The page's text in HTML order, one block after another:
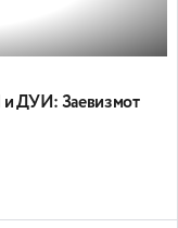
и ДУИ: Заевизмот